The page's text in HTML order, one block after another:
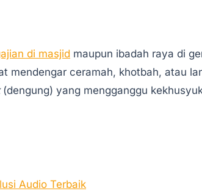
di masjid maupun ibadah raya di
mendengar ceramah, khotbah, atau
(dengung) yang mengganggu
Audio Terbaik